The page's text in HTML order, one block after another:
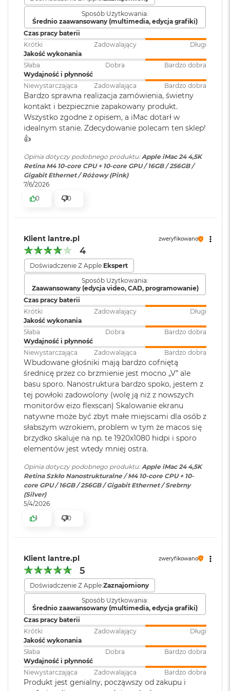
r
w
i
e
z
d
n
a
s
z
a
r
o
ś
M
a
c
k
i
K
s
i
ż
y
c
o
w
a
P
o
ś
w
a
t
M
a
c
o
o
k
A
i
o
c
M
c
B
o
o
k
i
r
S
WBUDOWANE ZABEZPIECZENIA I OCHRONA
PRYWATNOŚCI
strzegące przez wirusami i szkodliwym oprogramowaniem.
W razie zgubienia lub kradzieży apka Znajdź pomoże Ci
odzyskać Twojego Maca. A FileVault dba o to, żeby Twoje
pliki były zaszyfrowane i nikt poza Tobą nie miał do nich
dostępu. Ponadto w ochronie Maca pomagają bezpłatne
aktualizacje zabezpieczeń.
Wyświetlacz
możliwością wyświetlania miliarda kolorów
Jasność 500 nitów
Szeroka gama kolorów (P3)
Technologia True Tone
Chip
Apple M4
8‑rdzeniowe CPU z 4 rdzeniami zapewniającymi wydajność i 4
rdzeniami energooszczędnymi
8‑rdzeniowe GPU/p>
16-rdzeniowy system Neural Engine
120 GB/s przepustowości pamięci
Silnik multimedialny
Sprzętowa akceleracja obsługi H.264, HEVC, ProRes i ProRes RAW
Silnik dekodowania wideo
Silnik kodowania wideo
Silnik kodujący i dekodujący format ProRes
Dekoder AV1
Połączenia i rozbudowa
Gniazdo słuchawkowe 3,5 mm z zaawansowaną obsługą
słuchawek o wysokiej impedancji
Karta sieciowa LAN: Brak
Karta sieciowa
bezprzewodowa
WLAN:
Obsługa
wyświetlaczy:
Jednoczesne wyświetlanie
obrazu w pełnej natywnej
rozdzielczości na wbudowanym
wyświetlacza zewnętrznego o
rozdzielczości maksymalnej 6K
przy 60 Hz
Odtwarzanie wideo: Obsługiwane formaty: m.in.
Dolby Vision, HDR10 i HLG
Odtwarzanie
Obsługiwane formaty: m.in.
AAC, MP3,Apple Lossless
Dolby Digital, Dolby Digital
Dźwięk
System sześciu głośników hi‑fi z
przetwornikami
niskotonowymi w technologii
force‑cancelling, Przestrzenny
dźwięk stereo, Dźwięk
przestrzenny w technologii
Dolby Atmos, Układ trzech
mikrofonów klasy studyjnej
Zainstalowany
system operacyjny:
macOS
Wersja systemu
operacyjnego
macOS Sequoia lub nowszy
oprogramowanie:
macOS
Klawiatura w
zestawie:
Układ klawiatury: ISO - Angielski PL
Kolor obudowy: Żółty
Połączenia i
Dwa porty Thunderbolt/USB 4
Sposób Użytkowania:
Średnio zaawansowany (multimedia, edycja grafiki)
Czas pracy baterii
Krótki
Zadowalający
Długi
Jakość wykonania
Słaba
Dobra
Bardzo dobra
Wydajność i płynność
Niewystarczająca
Zadowalająca Bardzo dobra
Bardzo sprawna realizacja zamówienia, świetny
kontakt i bezpiecznie zapakowany produkt.
Wszystko zgodne z opisem, a iMac dotarł w
idealnym stanie. Zdecydowanie polecam ten sklep!
👍️
Opinia dotyczy podobnego produktu: Apple iMac 24 4,5K
Retina M4 10-core CPU + 10-core GPU / 16GB / 256GB /
Gigabit Ethernet / Różowy (Pink)
7/6/2026
0
0
Klient lantre.pl zweryfikowano
4
Doświadczenie Z Apple:Ekspert
Sposób Użytkowania:
Zaawansowany (edycja video, CAD, programowanie)
Czas pracy baterii
Krótki
Zadowalający
Długi
Jakość wykonania
Słaba
Dobra
Bardzo dobra
Wydajność i płynność
Niewystarczająca
Zadowalająca Bardzo dobra
Wbudowane głośniki mają bardzo cofniętą
średnicę przez co brzmienie jest mocno „V” ale
basu sporo. Nanostruktura bardzo spoko, jestem z
tej powłoki zadowolony (wolę ją niż z nowszych
monitorów eizo flexscan) Skalowanie ekranu
natywne może być zbyt małe miejscami dla osób z
słabszym wzrokiem, problem w tym że macos się
brzydko skaluje na np. te 1920x1080 hidpi i sporo
elementów jest wtedy mniej ostra.
Opinia dotyczy podobnego produktu:Apple iMac 24 4,5K
Retina Szkło Nanostrukturalne / M4 10-core CPU + 10-
core GPU / 16GB / 256GB / Gigabit Ethernet / Srebrny
(Silver)
5/4/2026
1
0
Klient lantre.pl zweryfikowano
5
Doświadczenie Z Apple:Zaznajomiony
Sposób Użytkowania:
Średnio zaawansowany (multimedia, edycja grafiki)
Czas pracy baterii
Krótki
Zadowalający
Długi
Jakość wykonania
Słaba
Dobra
Bardzo dobra
Wydajność i płynność
Niewystarczająca
Zadowalająca Bardzo dobra
Produkt jest genialny, począwszy od zakupu i